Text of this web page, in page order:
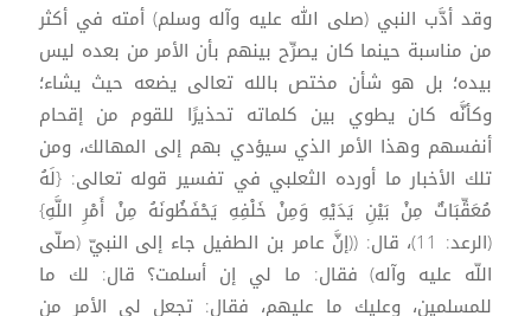
وقد أدَّب النبي (صلى الله عليه وآله وسلم) أمته في أكثر
من مناسبة حينما كان يصرِّح بينهم بأن الأمر من بعده ليس
بيده؛ بل هو شأن مختص بالله تعالى يضعه حيث يشاء؛
وكأنَّه كان يطوي بين كلماته تحذيرًا للقوم من إقحام
أنفسهم وهذا الأمر الذي سيؤدي بهم إلى المهالك، ومن
تلك الأخبار ما أورده الثعلبي في تفسير قوله تعالى: {لَهُ
مُعَقِّبَاتٌ مِنْ بَيْنِ يَدَيْهِ وَمِنْ خَلْفِهِ يَحْفَظُونَهُ مِنْ أَمْرِ اللَّهِ}
(الرعد: 11)، قال: ((إنَّ عامر بن الطفيل جاء إلى النبيّ (صلّى
اللّه عليه وآله) فقال: ما لي إن أسلمت؟ قال: لك ما
للمسلمين، وعليك ما عليهم، فقال: تجعل لي الأمر من